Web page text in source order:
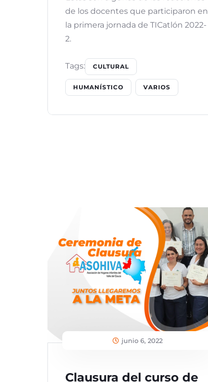
de los docentes que participaron en
la primera jornada de TICatlón 2022-
2.
Tags: CULTURAL
HUMANÍSTICO VARIOS
junio 6, 2022
Clausura del curso de